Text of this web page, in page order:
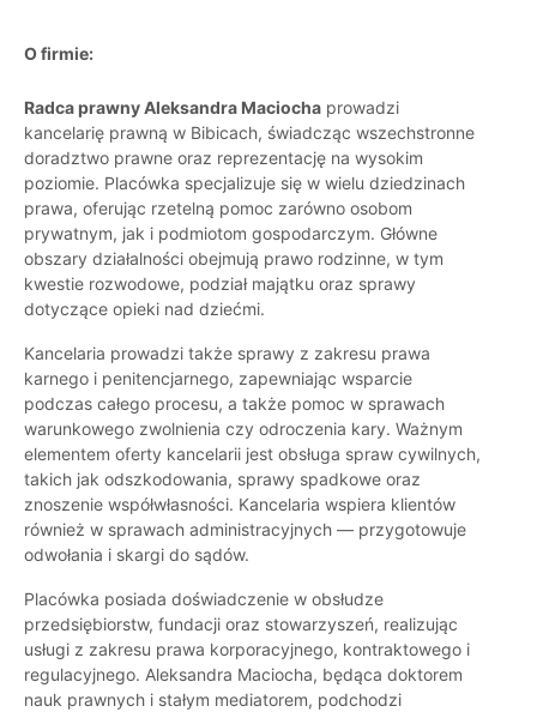
O firmie:
Radca prawny Aleksandra Maciocha prowadzi
kancelarię prawną w Bibicach, świadcząc wszechstronne
doradztwo prawne oraz reprezentację na wysokim
poziomie. Placówka specjalizuje się w wielu dziedzinach
prawa, oferując rzetelną pomoc zarówno osobom
prywatnym, jak i podmiotom gospodarczym. Główne
obszary działalności obejmują prawo rodzinne, w tym
kwestie rozwodowe, podział majątku oraz sprawy
dotyczące opieki nad dziećmi.
Kancelaria prowadzi także sprawy z zakresu prawa
karnego i penitencjarnego, zapewniając wsparcie
podczas całego procesu, a także pomoc w sprawach
warunkowego zwolnienia czy odroczenia kary. Ważnym
elementem oferty kancelarii jest obsługa spraw cywilnych,
takich jak odszkodowania, sprawy spadkowe oraz
znoszenie współwłasności. Kancelaria wspiera klientów
również w sprawach administracyjnych — przygotowuje
odwołania i skargi do sądów.
Placówka posiada doświadczenie w obsłudze
przedsiębiorstw, fundacji oraz stowarzyszeń, realizując
usługi z zakresu prawa korporacyjnego, kontraktowego i
regulacyjnego. Aleksandra Maciocha, będąca doktorem
nauk prawnych i stałym mediatorem, podchodzi